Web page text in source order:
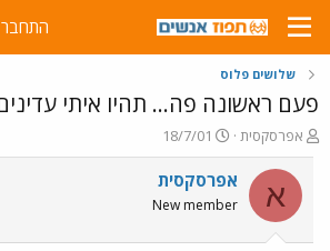
התחבר
שלושים פלוס
פעם ראשונה פה... תהיו איתי
פ
ו
ת
ח
ה
אפרסקסית
פ
ו
ר
ם
18/7/01
א אפרסקסית
New member